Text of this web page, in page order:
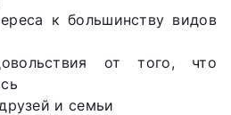
к большинству видов
от того, что
и семьи